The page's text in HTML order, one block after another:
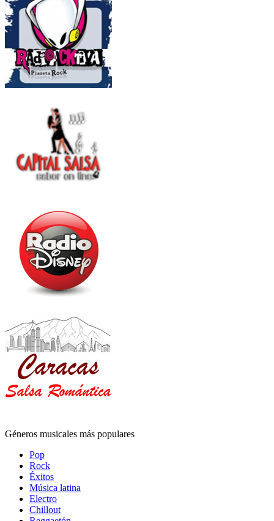
Géneros musicales más populares
Pop
Rock
Éxitos
Música latina
Electro
Chillout